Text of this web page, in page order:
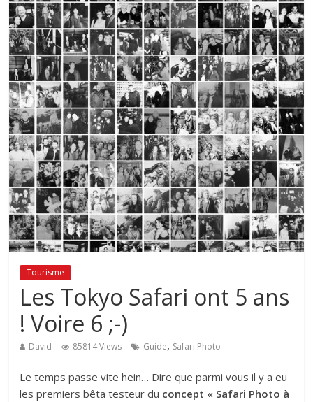
Tourisme
Les Tokyo Safari ont 5 ans
! Voire 6 ;-)
David 85814 Views Guide, Safari Photo
Le temps passe vite hein… Dire que parmi vous il y a eu
les premiers bêta testeur du concept « Safari Photo à